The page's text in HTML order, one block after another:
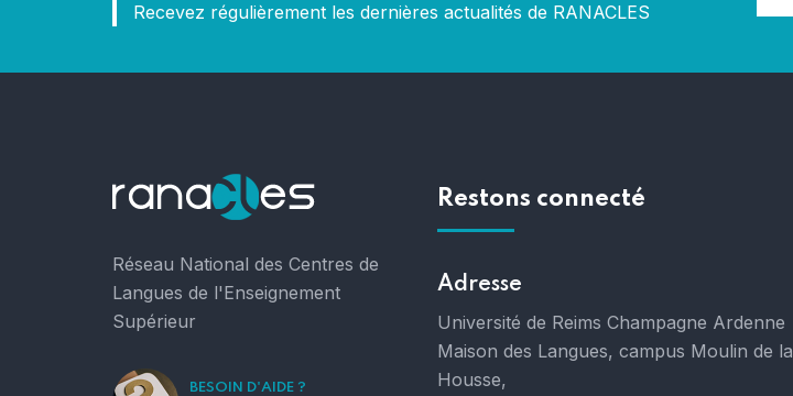
Recevez régulièrement les dernières actualités de RANACLES
Réseau National des Centres de
Langues de l'Enseignement
Supérieur
BESOIN D'AIDE ?
Restons connecté
Adresse
Université de Reims Champagne Ardenne
Maison des Langues, campus Moulin de la
Housse,